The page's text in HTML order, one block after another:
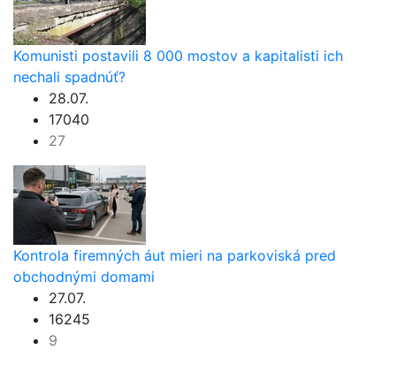
Komunisti postavili 8 000 mostov a kapitalisti ich
nechali spadnúť?
28.07.
17040
27
Kontrola firemných áut mieri na parkoviská pred
obchodnými domami
27.07.
16245
9